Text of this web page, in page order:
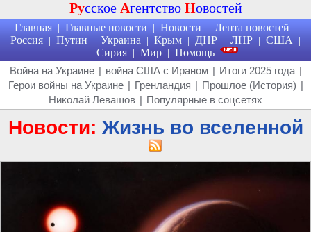
Русское Агентство Новостей
Главная | Главные новости | Новости | Лента новостей |
Россия | Путин | Украина | Крым | ДНР | ЛНР | США |
Сирия | Мир | Помощь
Война на Украине | война США с Ираном | Итоги 2025 года |
Герои войны на Украине | Гренландия | Прошлое (История) |
Николай Левашов | Популярные в соцсетях
Новости: Жизнь во вселенной